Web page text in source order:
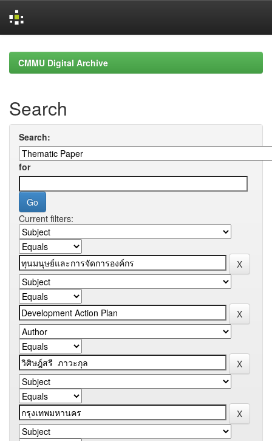
navigationCMMU Digital Archive
Search
Search:
for
Current filters: